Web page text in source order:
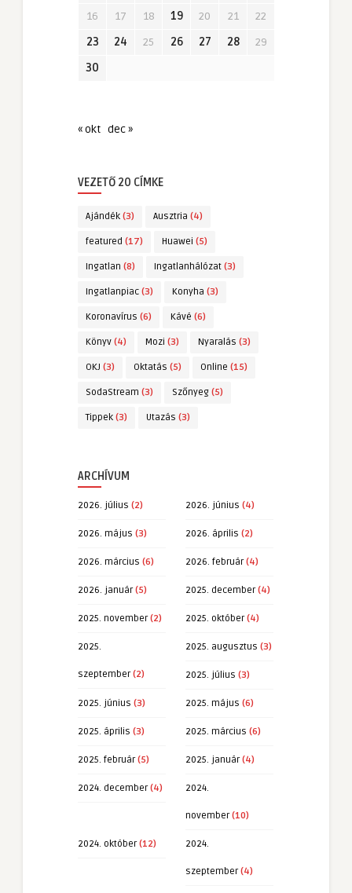
16
17 18 19 20 21
22
23
24 25 26 27 28
29
30
« okt dec »
VEZETŐ 20 CÍMKE
Ajándék (3) Ausztria (4)
featured (17) Huawei (5)
Ingatlan (8) Ingatlanhálózat (3)
Ingatlanpiac (3) Konyha (3)
Koronavírus (6) Kávé (6)
Könyv (4) Mozi (3) Nyaralás (3)
OKJ (3) Oktatás (5) Online (15)
SodaStream (3) Szőnyeg (5)
Tippek (3) Utazás (3)
ARCHÍVUM
2026. július (2) 2026. június (4)
2026. május (3) 2026. április (2)
2026. március (6) 2026. február(4)
2026. január(5) 2025. december(4)
2025. november(2) 2025. október(4)
2025.
szeptember(2)
2025. augusztus (3)
2025. július (3)
2025. június (3) 2025. május (6)
2025. április (3) 2025. március (6)
2025. február(5) 2025. január(4)
2024. december(4) 2024.
november(10)
2024. október(12) 2024.
szeptember(4)